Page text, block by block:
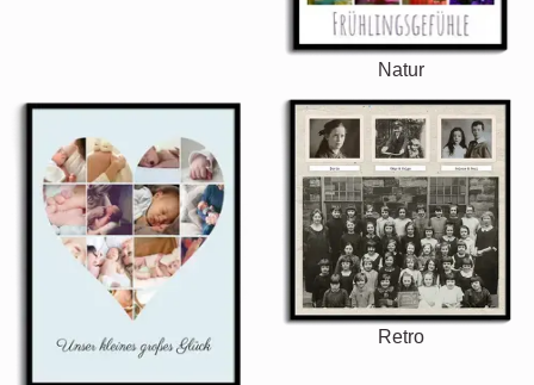
Natur
Retro